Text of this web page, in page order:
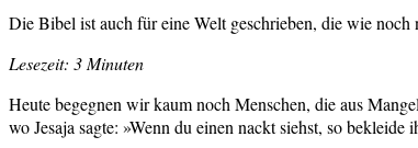
Die Bibel ist auch für eine Welt geschrieben, die wie
Lesezeit: 3 Minuten
Heute begegnen wir kaum noch Menschen, die aus
wo Jesaja sagte: »Wenn du einen nackt siehst, so bekleide